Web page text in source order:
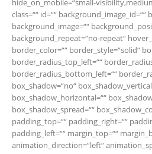
hide_on_mobile=“small-
class=““ id=““ background_image_id=““
background_image=““
background_repeat=“no-repeat“
border_color=““ border_style=“solid“
border_radius_top_left=““
border_radius_bottom_left=““
box_shadow=“no“
box_shadow_horizontal=““
box_shadow_spread=““
padding_top=““ padding_right=““
padding_left=““ margin_top=““
animation_direction=“left“